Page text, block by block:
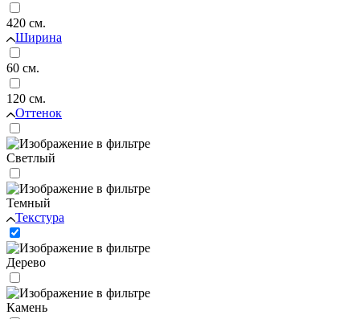
420 см.
Ширина
60 см.
120 см.
Оттенок
Светлый
Темный
Текстура
Дерево
Камень